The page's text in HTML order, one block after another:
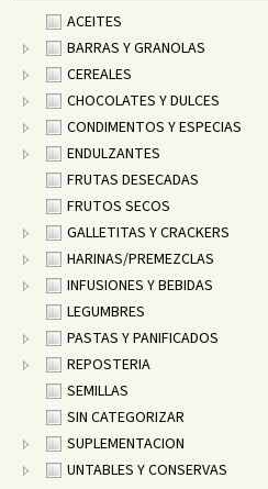
ACEITES
BARRAS Y GRANOLAS
CEREALES
CHOCOLATES Y DULCES
CONDIMENTOS Y ESPECIAS
ENDULZANTES
FRUTAS DESECADAS
FRUTOS SECOS
GALLETITAS Y CRACKERS
HARINAS/PREMEZCLAS
INFUSIONES Y BEBIDAS
LEGUMBRES
PASTAS Y PANIFICADOS
REPOSTERIA
SEMILLAS
SIN CATEGORIZAR
SUPLEMENTACION
UNTABLES Y CONSERVAS